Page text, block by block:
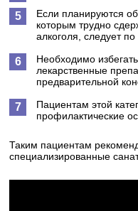
Если планируются
которым трудно
алкоголя, следует по
Необходимо
лекарственные
предварительной
Пациентам этой
профилактические
Таким пациентам
специализированные